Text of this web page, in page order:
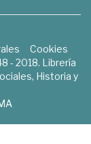
Cookies
- 2018. Librería
Historia y